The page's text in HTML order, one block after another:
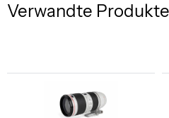
Verwandte Produkte